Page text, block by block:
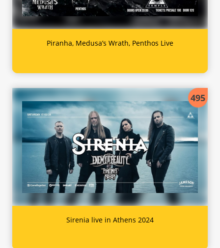
Piranha, Medusa’s Wrath, Penthos Live
495
Sirenia live in Athens 2024